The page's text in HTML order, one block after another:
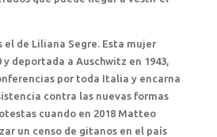
de Liliana Segre. Esta mujer
y deportada a Auschwitz en 1943,
por toda Italia y encarna
contra las nuevas formas
cuando en 2018 Matteo
un censo de gitanos en el país